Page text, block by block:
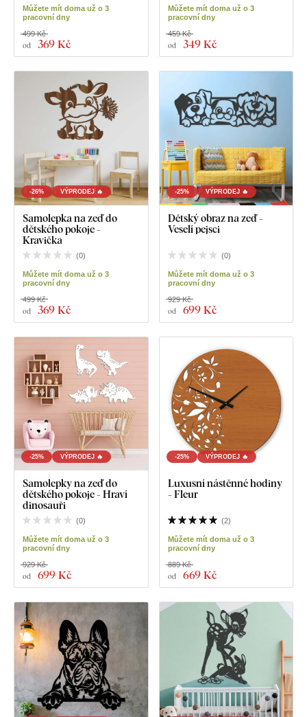
Můžete mít doma už o 3
pracovní dny
od 369 Kč
499 Kč
Můžete mít doma už o 3
pracovní dny
od 349 Kč
459 Kč
-26% VÝPRODEJ 🔥
Samolepka na zeď do
dětského pokoje -
Kravička
(0)
Můžete mít doma už o 3
pracovní dny
od 369 Kč
499 Kč
-25% VÝPRODEJ 🔥
Dětský obraz na zeď -
Veselí pejsci
(0)
Můžete mít doma už o 3
pracovní dny
od 699 Kč
929 Kč
-25% VÝPRODEJ 🔥
Samolepky na zeď do
dětského pokoje - Hraví
dinosauři
(0)
Můžete mít doma už o 3
pracovní dny
od 699 Kč
929 Kč
-25% VÝPRODEJ 🔥
Luxusní nástěnné hodiny
- Fleur
(2)
Můžete mít doma už o 3
pracovní dny
od 669 Kč
889 Kč